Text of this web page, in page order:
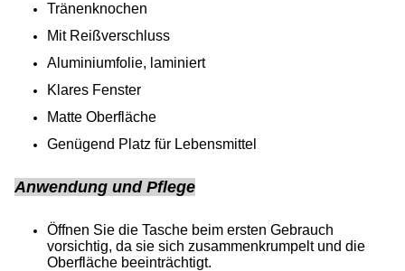
Tränenknochen
Mit Reißverschluss
Aluminiumfolie, laminiert
Klares Fenster
Matte Oberfläche
Genügend Platz für Lebensmittel
Anwendung und Pflege
Öffnen Sie die Tasche beim ersten Gebrauch
vorsichtig, da sie sich zusammenkrumpelt und die
Oberfläche beeinträchtigt.